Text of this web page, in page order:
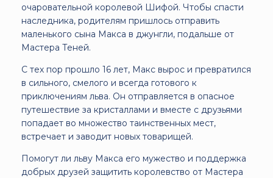
очаровательной королевой Шифой. Чтобы спасти
наследника, родителям пришлось отправить
маленького сына Макса в джунгли, подальше от
Мастера Теней.
С тех пор прошло 16 лет, Макс вырос и превратился
в сильного, смелого и всегда готового к
приключениям льва. Он отправляется в опасное
путешествие за кристаллами и вместе с друзьями
попадает во множество таинственных мест,
встречает и заводит новых товарищей.
Помогут ли льву Макса его мужество и поддержка
добрых друзей защитить королевство от Мастера